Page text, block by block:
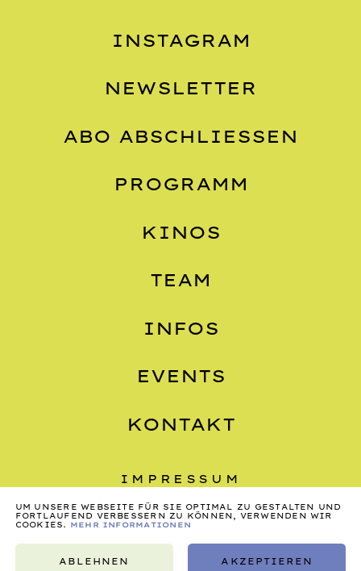
INSTAGRAM
NEWSLETTER
ABO ABSCHLIESSEN
PROGRAMM
KINOS
TEAM
INFOS
EVENTS
KONTAKT
IMPRESSUM
DATENSCHUTZ
AGB
UM UNSERE WEBSEITE FÜR SIE OPTIMAL ZU GESTALTEN UND
FORTLAUFEND VERBESSERN ZU KÖNNEN, VERWENDEN WIR
COOKIES.
MEHR INFORMATIONEN
ABLEHNEN AKZEPTIEREN